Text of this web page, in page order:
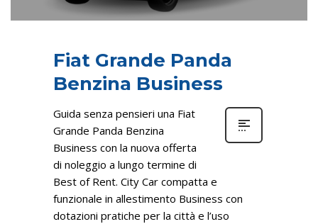
Fiat Grande Panda
Benzina Business
Guida senza pensieri una Fiat
Grande Panda Benzina
Business con la nuova offerta
di noleggio a lungo termine di
Best of Rent. City Car compatta e
funzionale in allestimento Business con
dotazioni pratiche per la città e l’uso